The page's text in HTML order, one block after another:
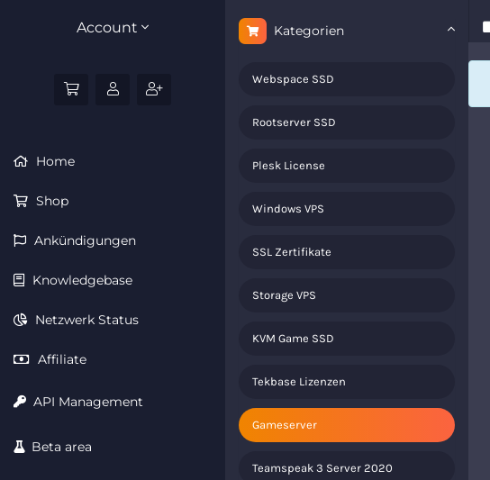
Account
Home
Shop
Ankündigungen
Knowledgebase
Netzwerk Status
Affiliate
API Management
Beta area
Kategorien
Webspace SSD
Rootserver SSD
Plesk License
Windows VPS
SSL Zertifikate
Storage VPS
KVM Game SSD
Tekbase Lizenzen
Gameserver
Teamspeak 3 Server 2020